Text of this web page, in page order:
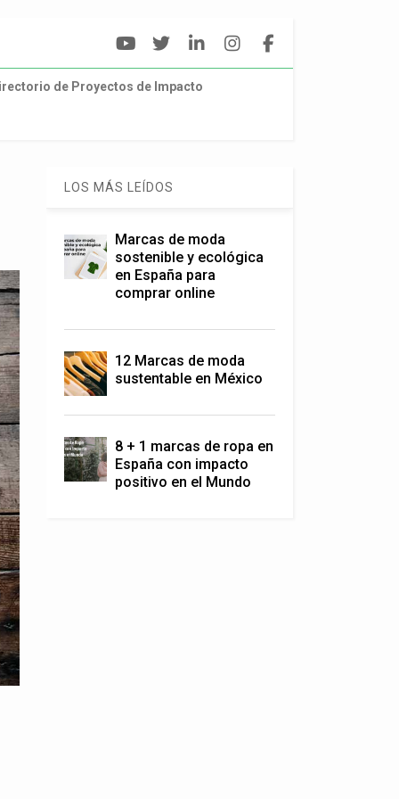
de Proyectos de Impacto
LOS MÁS LEÍDOS
Marcas de moda
sostenible y ecológica
en España para
comprar online
12 Marcas de moda
sustentable en México
8 + 1 marcas de ropa en
España con impacto
positivo en el Mundo